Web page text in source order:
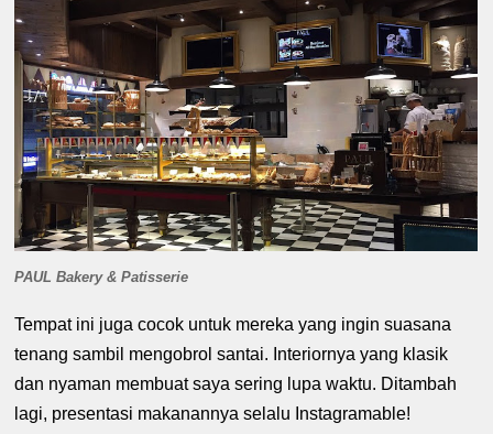
PAUL Bakery & Patisserie
Tempat ini juga cocok untuk mereka yang ingin suasana
tenang sambil mengobrol santai. Interiornya yang klasik
dan nyaman membuat saya sering lupa waktu. Ditambah
lagi, presentasi makanannya selalu Instagramable!